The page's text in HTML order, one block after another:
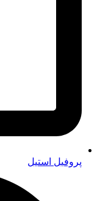
پروفیل استیل